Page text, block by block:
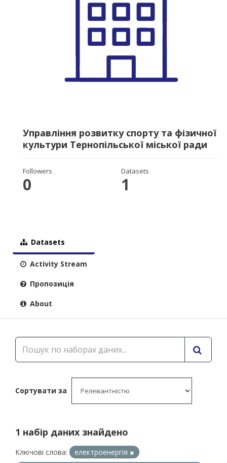
Управління розвитку спорту та фізичної
культури Тернопільської міської ради
Followers
0
Datasets
1
Datasets
Activity Stream
Пропозиція
About
Сортувати за
1 набір даних знайдено
Ключові слова:
електроенергія